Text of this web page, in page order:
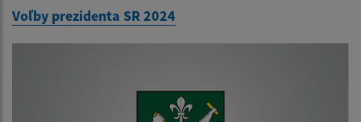
Voľby prezidenta SR 2024